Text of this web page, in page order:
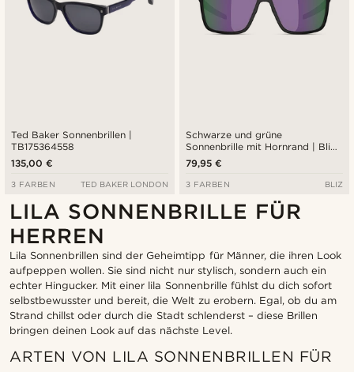
Ted Baker Sonnenbrillen |
TB175364558
135,00 €
3 FARBEN TED BAKER LONDON
Schwarze und grüne
Sonnenbrille mit Hornrand | Bliz
0ZB7017
79,95 €
3 FARBEN BLIZ
LILA SONNENBRILLE FÜR
HERREN
Lila Sonnenbrillen sind der Geheimtipp für Männer, die ihren Look
aufpeppen wollen. Sie sind nicht nur stylisch, sondern auch ein
echter Hingucker. Mit einer lila Sonnenbrille fühlst du dich sofort
selbstbewusster und bereit, die Welt zu erobern. Egal, ob du am
Strand chillst oder durch die Stadt schlenderst – diese Brillen
bringen deinen Look auf das nächste Level.
ARTEN VON LILA SONNENBRILLEN FÜR